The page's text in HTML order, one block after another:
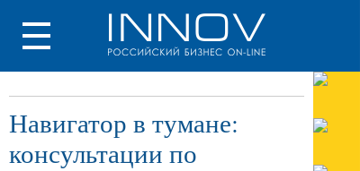
Навигатор в тумане:
консультации по